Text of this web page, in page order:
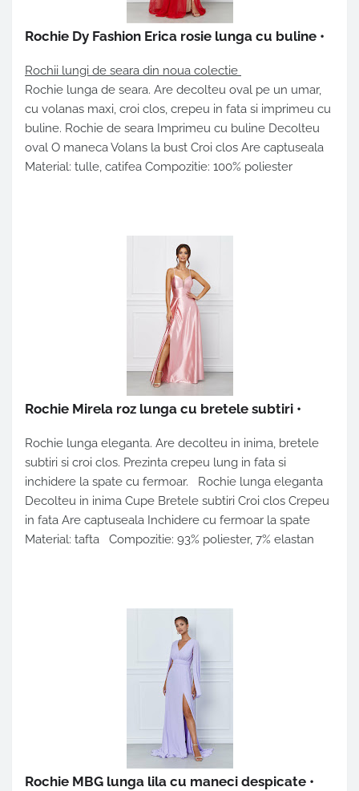
Rochie Dy Fashion Erica rosie lunga cu buline •
Rochii lungi de seara din noua colectie
Rochie lunga de seara. Are decolteu oval pe un umar,
cu volanas maxi, croi clos, crepeu in fata si imprimeu cu
buline. Rochie de seara Imprimeu cu buline Decolteu
oval O maneca Volans la bust Croi clos Are captuseala
Material: tulle, catifea Compozitie: 100% poliester
Rochie Mirela roz lunga cu bretele subtiri •
Rochie lunga eleganta. Are decolteu in inima, bretele
subtiri si croi clos. Prezinta crepeu lung in fata si
inchidere la spate cu fermoar. Rochie lunga eleganta
Decolteu in inima Cupe Bretele subtiri Croi clos Crepeu
in fata Are captuseala Inchidere cu fermoar la spate
Material: tafta Compozitie: 93% poliester, 7% elastan
Rochie MBG lunga lila cu maneci despicate •